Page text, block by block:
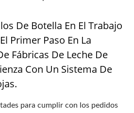
De Botella En El Trabajo
Primer Paso En La
Fábricas De Leche De
Con Un Sistema De
para cumplir con los pedidos